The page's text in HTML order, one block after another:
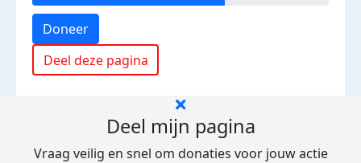
Doneer
Deel deze pagina
Deel mijn pagina
Vraag veilig en snel om donaties voor jouw actie